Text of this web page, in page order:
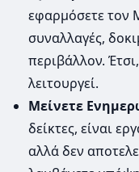
εφαρμόσετε τον
συναλλαγές,
περιβάλλον.
λειτουργεί.
Μείνετε
δείκτες, είναι
αλλά δεν